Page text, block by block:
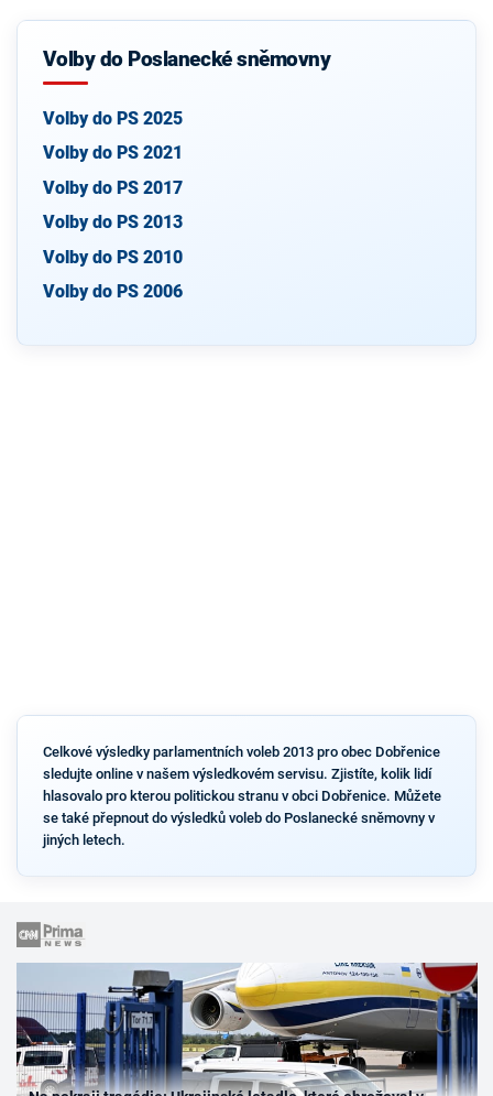
Volby do Poslanecké sněmovny
Volby do PS 2025
Volby do PS 2021
Volby do PS 2017
Volby do PS 2013
Volby do PS 2010
Volby do PS 2006
Celkové výsledky parlamentních voleb 2013 pro obec Dobřenice
sledujte online v našem výsledkovém servisu. Zjistíte, kolik lidí
hlasovalo pro kterou politickou stranu v obci Dobřenice. Můžete
se také přepnout do výsledků voleb do Poslanecké sněmovny v
jiných letech.